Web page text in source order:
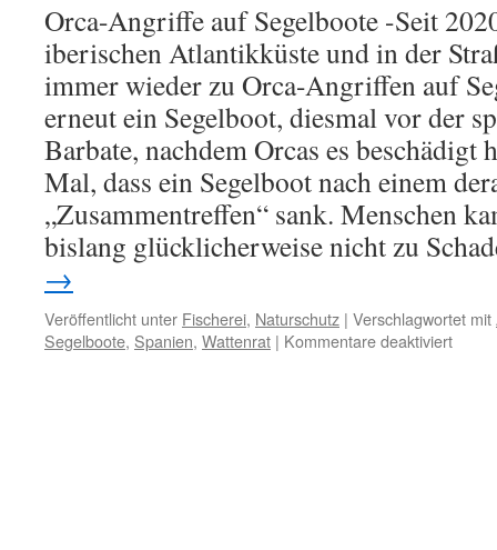
Orca-Angriffe auf Segelboote -Seit
iberischen Atlantikküste und in der
immer wieder zu Orca-Angriffen auf
erneut ein Segelboot, diesmal vor der
Barbate, nachdem Orcas es beschädigt
Mal, dass ein Segelboot nach einem
„Zusammentreffen“ sank. Menschen
bislang glücklicherweise nicht zu
→
Veröffentlicht unter Fischerei, Naturschutz | Verschlagwortet mit
Segelboote, Spanien, Wattenrat | Kommentare deaktiviertfür